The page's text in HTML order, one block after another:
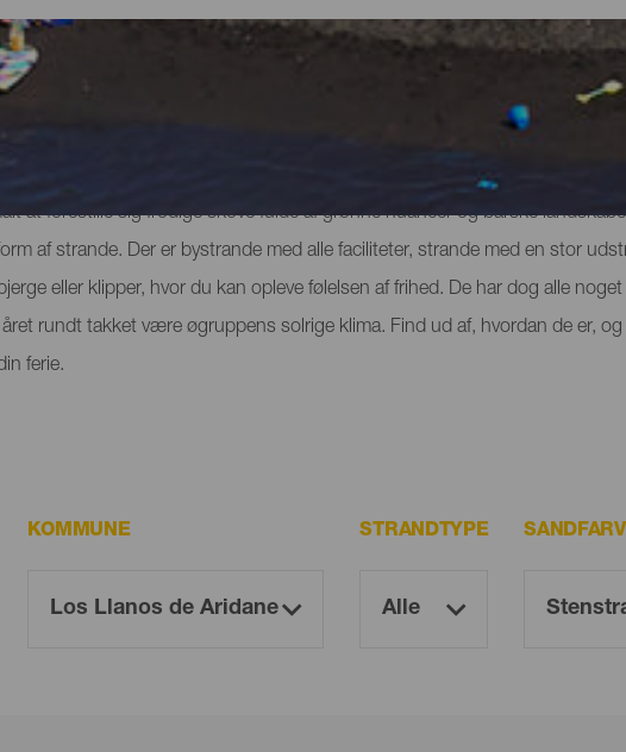
at forestille sig frodige skove fulde af grønne nuancer og barske
af strande. Der er bystrande med alle faciliteter, strande med en stor
eller klipper, hvor du kan opleve følelsen af frihed. De har dog alle
rundt takket være øgruppens solrige klima. Find ud af, hvordan de er,
ferie.
KOMMUNE STRANDTYPE